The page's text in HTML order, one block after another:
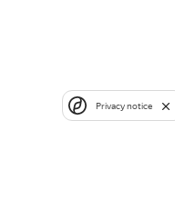
Privacy notice